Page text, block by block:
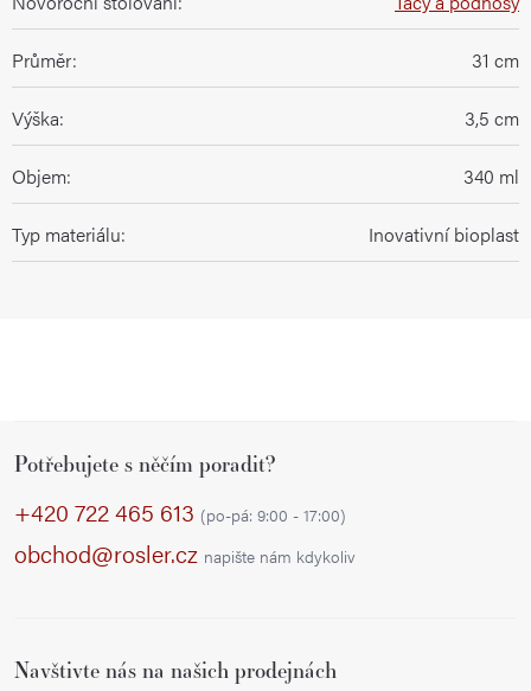
Průměr: 31 cm
Výška: 3,5 cm
Objem: 340 ml
Typ materiálu: Inovativní bioplast
Potřebujete s něčím poradit?
+420 722 465 613 (po-pá: 9:00 - 17:00)
obchod@rosler.cz napište nám kdykoliv
Navštivte nás na našich prodejnách